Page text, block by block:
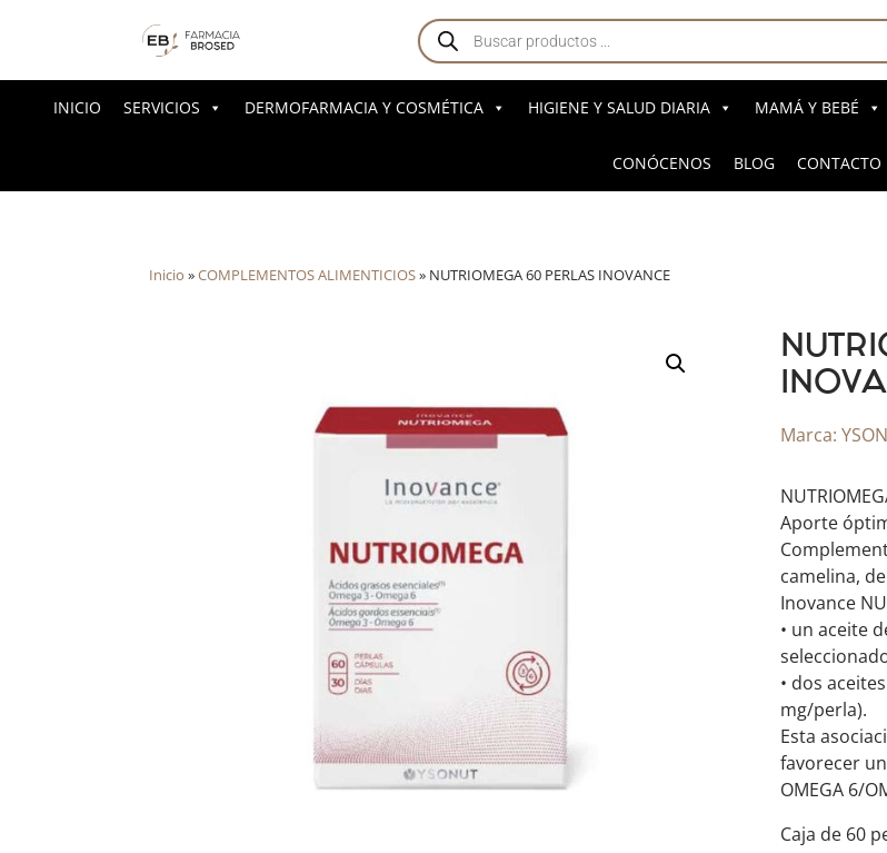
Búsqueda
de
productos
INICIO SERVICIOS DERMOFARMACIA Y COSMÉTICA HIGIENE Y SALUD DIARIA MAMÁ Y BEBÉ
CONÓCENOS BLOG CONTACTO
Inicio »COMPLEMENTOS ALIMENTICIOS» NUTRIOMEGA 60 PERLAS INOVANCE
Marca:
Aporte
camelina,
Inovance
• un aceite
• dos
mg/perla).
Esta
favorecer
OMEGA 6/
Caja de 60